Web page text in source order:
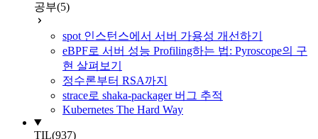
공부(5)
spot 인스턴스에서 서버 가용성 개선하기
eBPF로 서버 성능 Profiling하는 법: Pyroscope의 구
현 살펴보기
정수론부터 RSA까지
strace로 shaka-packager 버그 추적
Kubernetes The Hard Way
TIL(937)